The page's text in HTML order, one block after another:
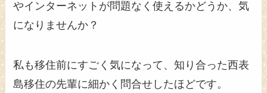
やインターネットが問題なく使えるかどうか、気
になりませんか？
私も移住前にすごく気になって、知り合った西表
島移住の先輩に細かく問合せしたほどです。